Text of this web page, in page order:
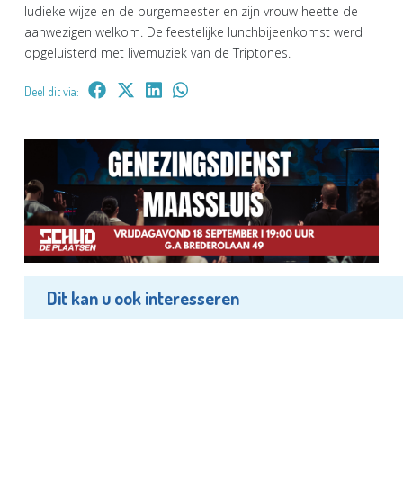
ludieke wijze en de burgemeester en zijn vrouw heette de
aanwezigen welkom. De feestelijke lunchbijeenkomst werd
opgeluisterd met livemuziek van de Triptones.
Deel dit via:
Dit kan u ook interesseren